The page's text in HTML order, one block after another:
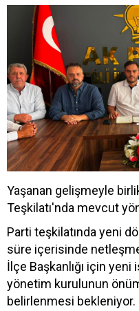
Yaşanan gelişmeyle
Teşkilatı'nda mevcut
Parti teşkilatında yeni
süre içerisinde
İlçe Başkanlığı için
yönetim kurulunun
belirlenmesi bekleniyor.